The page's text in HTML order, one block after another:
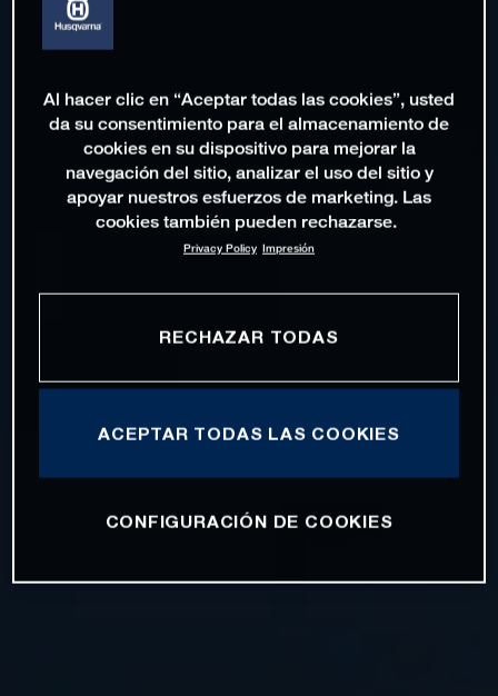
Al hacer clic en “Aceptar todas las cookies”, usted
da su consentimiento para el almacenamiento de
cookies en su dispositivo para mejorar la
navegación del sitio, analizar el uso del sitio y
apoyar nuestros esfuerzos de marketing. Las
cookies también pueden rechazarse.
Privacy Policy Impresión
RECHAZAR TODAS
ACEPTAR TODAS LAS COOKIES
CONFIGURACIÓN DE COOKIES